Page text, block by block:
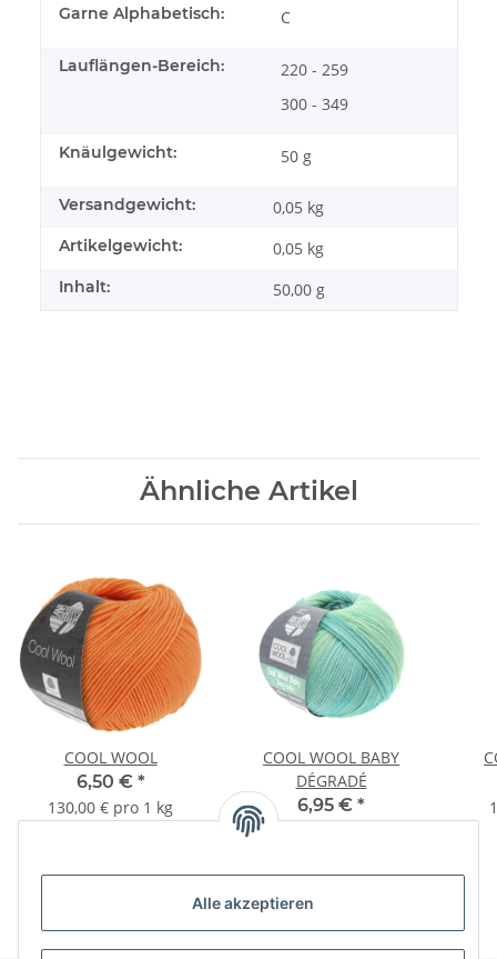
Alle akzeptieren
Garne Alphabetisch: C
Lauflängen-Bereich:
220 - 259
300 - 349
Knäulgewicht: 50 g
Versandgewicht: 0,05 kg
Artikelgewicht: 0,05 kg
Inhalt: 50,00 g
Ähnliche Artikel
COOL WOOL
6,50 € *
130,00 € pro 1 kg
COOL WOOL BABY
DÉGRADÉ
6,95 € *